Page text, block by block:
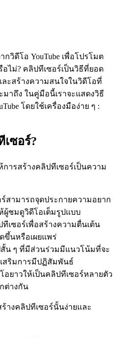
วิดีโอ YouTube เพื่อโปรโมต
ไม่? คลิปทีเซอร์เป็นวิธีที่ยอด
ะสร้างความสนใจในวิดีโอที่
าถึง ในคู่มือนี้เราจะแสดงวิธี
โดยใช้เครื่องมือง่าย ๆ :
ซอร์?
ารสร้างคลิปทีเซอร์เป็นความ
สามารถจุดประกายความอยาก
ผู้ชมดูวิดีโอเต็มรูปแบบ
ทีเซอร์เพื่อสร้างความตื่นเต้น
ขึ้นหรือเผยแพร่
น ๆ ที่มีส่วนร่วมมีแนวโน้มที่จะ
สริมการมีปฏิสัมพันธ์
อยาวให้เป็นคลิปทีเซอร์หลายตัว
ต่างกัน
างคลิปทีเซอร์นั้นง่ายและ